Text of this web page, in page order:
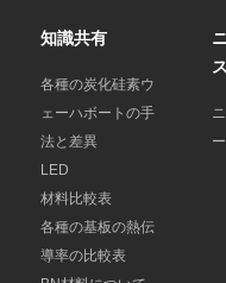
知識共有
各種の炭化硅素ウ
ェーハボートの手
法と差異
LED
材料比較表
各種の基板の熱伝
導率の比較表
ス
ー